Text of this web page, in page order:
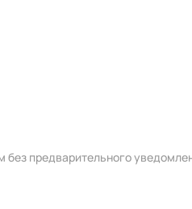
без предварительного